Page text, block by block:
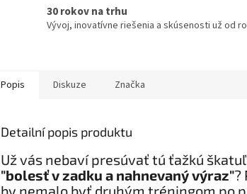
30 rokov na trhu
Vývoj, inovatívne riešenia a skúsenosti už od
Popis Diskuze Značka
Detailní popis produktu
Už vás nebaví presúvať tú ťažkú
"bolesť v zadku a nahnevaný výraz"?
by nemalo byť druhým tréningom po